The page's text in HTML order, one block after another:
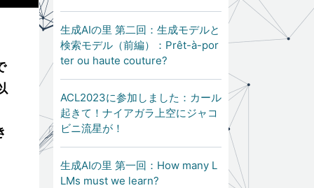
生成AIの里 第二回：生成モデルと
検索モデル（前編）：Prêt-à-por
ter ou haute couture?
ACL2023に参加しました：カール
起きて！ナイアガラ上空にジャコ
ビニ流星が！
生成AIの里 第一回：How many L
LMs must we learn?